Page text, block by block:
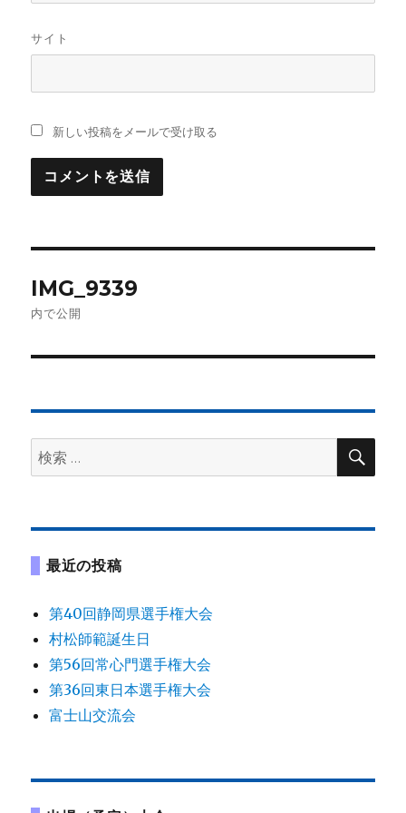
サイト
新しい投稿をメールで受け取る
稿
ゲ
ー
ョ
ン
IMG_9339
内で公開
検
索:
検
最近の投稿
第40回静岡県選手権大会
村松師範誕生日
第56回常心門選手権大会
第36回東日本選手権大会
富士山交流会